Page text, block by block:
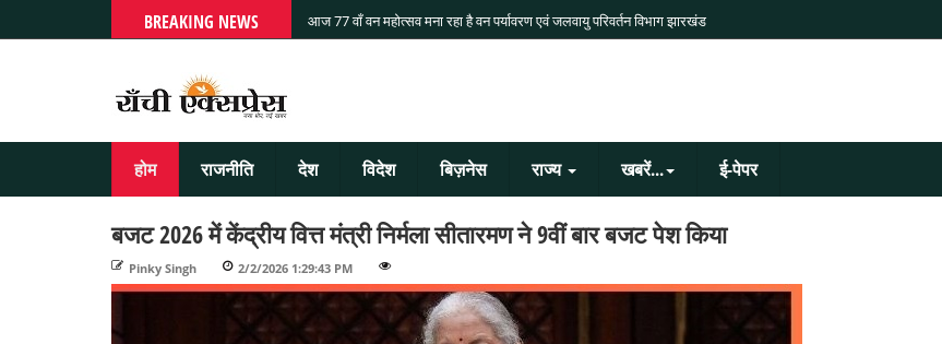
BREAKING NEWS आज 77 वाँ वन महोत्सव मना रहा है वन पर्यावरण एवं जलवायु परिवर्तन विभाग झारखंड
होम राजनीति देश विदेश बिज़नेस राज्य खबरें... ई-पेपर
बजट 2026 में केंद्रीय वित्त मंत्री निर्मला सीतारमण ने 9वीं बार बजट पेश किया
Pinky Singh 2/2/2026 1:29:43 PM